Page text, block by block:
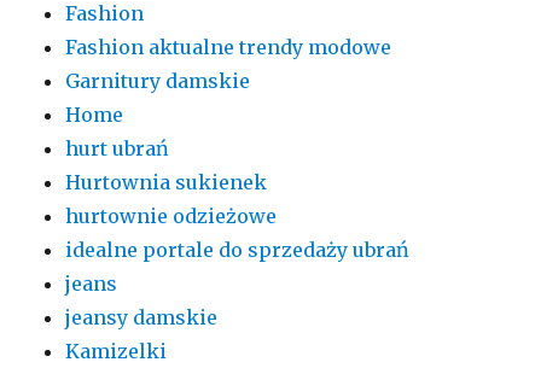
Fashion
Fashion aktualne trendy modowe
Garnitury damskie
Home
hurt ubrań
Hurtownia sukienek
hurtownie odzieżowe
idealne portale do sprzedaży ubrań
jeans
jeansy damskie
Kamizelki